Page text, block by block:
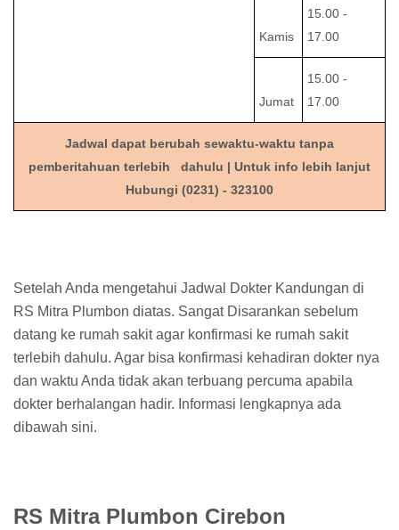
Kamis
15.00 -
17.00
Jumat
15.00 -
17.00
Jadwal dapat berubah sewaktu-waktu tanpa
pemberitahuan terlebih dahulu | Untuk info lebih lanjut
Hubungi (0231) - 323100
Setelah Anda mengetahui Jadwal Dokter Kandungan di
RS Mitra Plumbon diatas. Sangat Disarankan sebelum
datang ke rumah sakit agar konfirmasi ke rumah sakit
terlebih dahulu. Agar bisa konfirmasi kehadiran dokter nya
dan waktu Anda tidak akan terbuang percuma apabila
dokter berhalangan hadir. Informasi lengkapnya ada
dibawah sini.
RS Mitra Plumbon Cirebon